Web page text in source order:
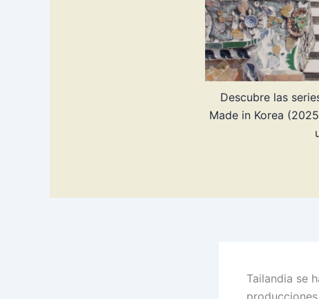
Descubre las
Made in Korea
Tailandia se